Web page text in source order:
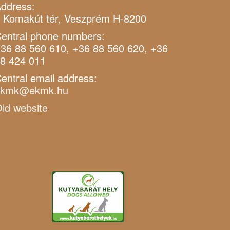
tér, Veszprém H-8200
phone numbers:
88 560 610, +36 88 560 620, +36
424 011
email address:
website